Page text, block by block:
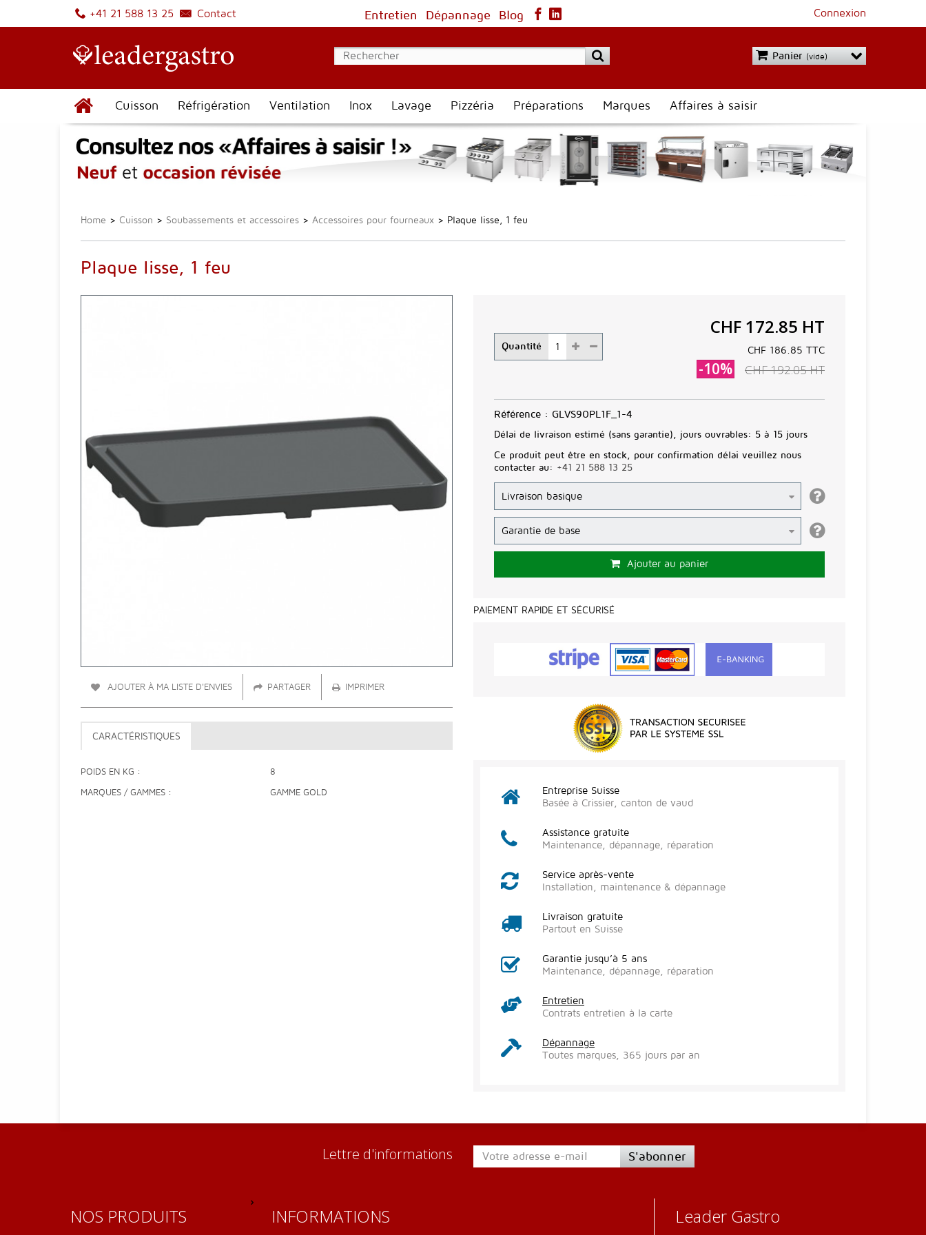
+41 21 588 13 25 Contact Connexion
Entretien Dépannage Blog
Panier (vide)
Cuisson Réfrigération Ventilation Inox Lavage Pizzéria Préparations Marques Affaires à saisir
Home > Cuisson > Soubassements et accessoires > Accessoires pour fourneaux > Plaque lisse, 1 feu
Plaque lisse, 1 feu
AJOUTER À MA LISTE D'ENVIES PARTAGER IMPRIMER
CARACTÉRISTIQUES
POIDS EN KG 8
MARQUES / GAMMES GAMME GOLD
Quantité
CHF 172.85 HT
CHF 186.85 TTC
-10% CHF 192.05HT
Référence : GLVS90PL1F_1-4
Délai de livraison estimé (sans garantie), jours ouvrables: 5 à 15 jours
Ce produit peut être en stock, pour confirmation délai veuillez nous
contacter au: +41 21 588 13 25
Ajouter au panier
PAIEMENT RAPIDE ET SÉCURISÉ
Entreprise Suisse
Basée à Crissier, canton de vaud
Assistance gratuite
Maintenance, dépannage, réparation
Service après-vente
Installation, maintenance & dépannage
Livraison gratuite
Partout en Suisse
Garantie jusqu’à 5 ans
Maintenance, dépannage, réparation
Entretien
Contrats entretien à la carte
Dépannage
Toutes marques, 365 jours par an
Lettre d'informations S'abonner
NOS PRODUITS INFORMATIONS Leader Gastro